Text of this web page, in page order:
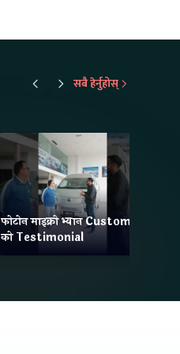
सबै हेर्नुहोस्
फोटोन माइक्रो भ्यान Customer
को Testimonial